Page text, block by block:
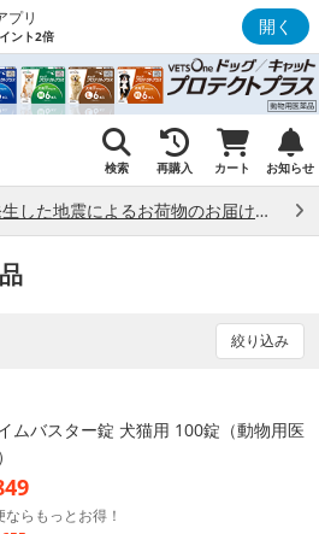
プリ
ント2倍 開く
検索 再購入 カート お知らせ
熊本県熊本地方で発生した地震によるお荷物のお届け状況について （7/28）
絞り込み
ムバスター錠 犬猫用 100錠（動物用医
ならもっとお得！